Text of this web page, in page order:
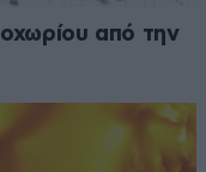
από την